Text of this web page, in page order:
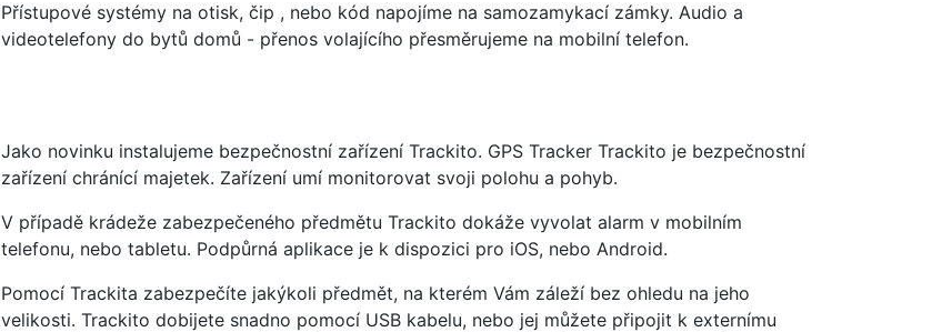
Přístupové systémy na otisk, čip , nebo kód napojíme na samozamykací zámky. Audio a
videotelefony do bytů domů - přenos volajícího přesměrujeme na mobilní telefon.
Jako novinku instalujeme bezpečnostní zařízení Trackito. GPS Tracker Trackito je bezpečnostní
zařízení chránící majetek. Zařízení umí monitorovat svoji polohu a pohyb.
V případě krádeže zabezpečeného předmětu Trackito dokáže vyvolat alarm v mobilním
telefonu, nebo tabletu. Podpůrná aplikace je k dispozici pro iOS, nebo Android.
Pomocí Trackita zabezpečíte jakýkoli předmět, na kterém Vám záleží bez ohledu na jeho
velikosti. Trackito dobijete snadno pomocí USB kabelu, nebo jej můžete připojit k externímu